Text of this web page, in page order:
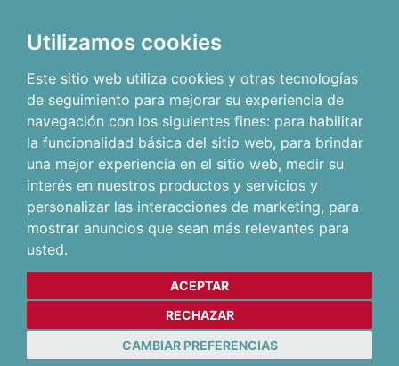
Utilizamos cookies
Este sitio web utiliza cookies y otras tecnologías
de seguimiento para mejorar su experiencia de
navegación con los siguientes fines: para habilitar
la funcionalidad básica del sitio web, para brindar
una mejor experiencia en el sitio web, medir su
interés en nuestros productos y servicios y
personalizar las interacciones de marketing, para
mostrar anuncios que sean más relevantes para
usted.
ACEPTAR
RECHAZAR
CAMBIAR PREFERENCIAS